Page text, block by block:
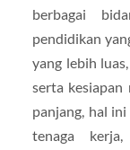
berbagai
pendidikan
yang lebih
serta kesiapan
panjang, hal
tenaga